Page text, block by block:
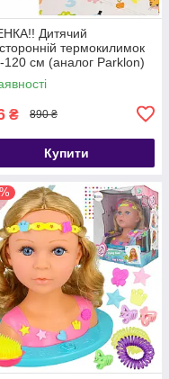
Дитячий
термокилимок
120 см (аналог Parklon)
C-10458
₴ 890 ₴
Купити